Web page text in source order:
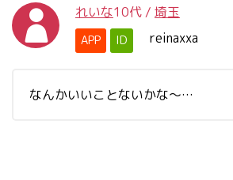
れいな10代 / 埼玉
APP ID reinaxxa
なんかいいことないかな～…